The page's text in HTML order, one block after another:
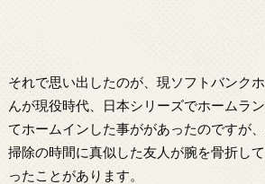
それで思い出したのが、現ソフトバンク
んが現役時代、日本シリーズでホームラ
てホームインした事ががあったのですが
掃除の時間に真似した友人が腕を骨折し
ったことがあります。